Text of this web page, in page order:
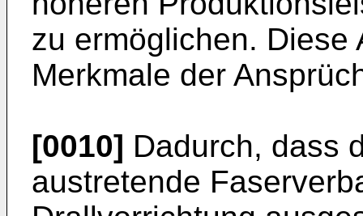
zu ermöglichen. Diese
Merkmale der
[0010] Dadurch, dass
austretende